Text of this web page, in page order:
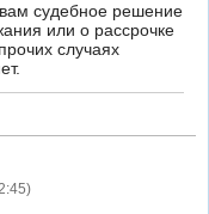
судебное решение
или о рассрочке
случаях
)